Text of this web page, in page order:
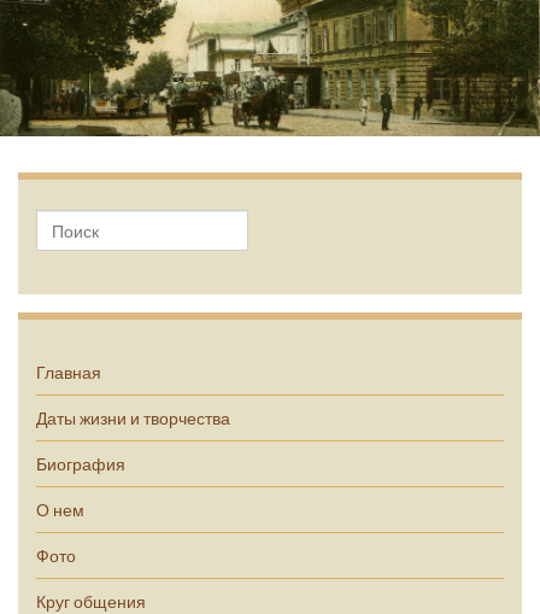
Главная
Даты жизни и творчества
Биография
О нем
Фото
Круг общения